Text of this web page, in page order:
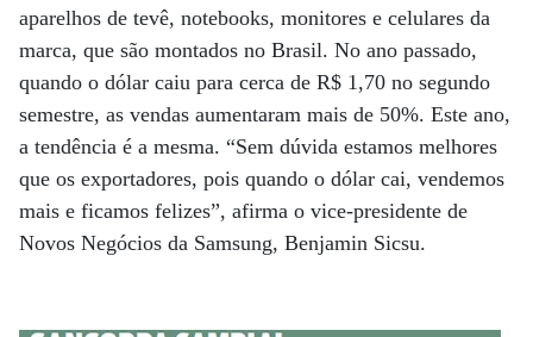
aparelhos de tevê, notebooks, monitores e celulares da
marca, que são montados no Brasil. No ano passado,
quando o dólar caiu para cerca de R$ 1,70 no segundo
semestre, as vendas aumentaram mais de 50%. Este ano,
a tendência é a mesma. “Sem dúvida estamos melhores
que os exportadores, pois quando o dólar cai, vendemos
mais e ficamos felizes”, afirma o vice-presidente de
Novos Negócios da Samsung, Benjamin Sicsu.